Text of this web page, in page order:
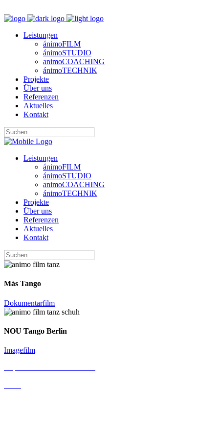
Leistungen
ánimoFILM
ánimoSTUDIO
animoCOACHING
ánimoTECHNIK
Projekte
Über uns
Referenzen
Aktuelles
Kontakt
Leistungen
ánimoFILM
ánimoSTUDIO
animoCOACHING
ánimoTECHNIK
Projekte
Über uns
Referenzen
Aktuelles
Kontakt
Más Tango
Dokumentarfilm
NOU Tango Berlin
Imagefilm